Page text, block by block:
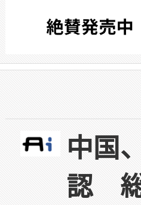
中国
認 総